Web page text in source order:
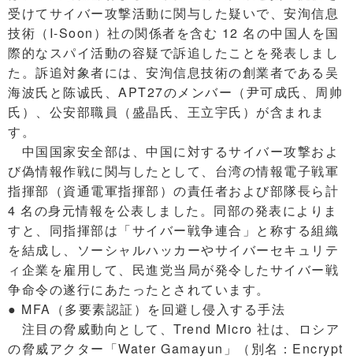
受けてサイバー攻撃活動に関与した疑いで、安洵信息
技術（I-Soon）社の関係者を含む 12 名の中国人を国
際的なスパイ活動の容疑で訴追したことを発表しまし
た。訴追対象者には、安洵信息技術の創業者である吴
海波氏と陈诚氏、APT27のメンバー（尹可成氏、周帅
氏）、公安部職員（盛晶氏、王立宇氏）が含まれま
す。
中国国家安全部は、中国に対するサイバー攻撃およ
び偽情報作戦に関与したとして、台湾の情報電子戦軍
指揮部（資通電軍指揮部）の責任者および部隊長ら計
4 名の身元情報を公表しました。同部の発表によりま
すと、同指揮部は「サイバー戦争連合」と称する組織
を結成し、ソーシャルハッカーやサイバーセキュリテ
ィ企業を雇用して、民進党当局が発令したサイバー戦
争命令の遂行にあたったとされています。
● MFA（多要素認証）を回避し侵入する手法
注目の脅威動向として、Trend Micro 社は、ロシア
の脅威アクター「Water Gamayun」（別名：Encrypt